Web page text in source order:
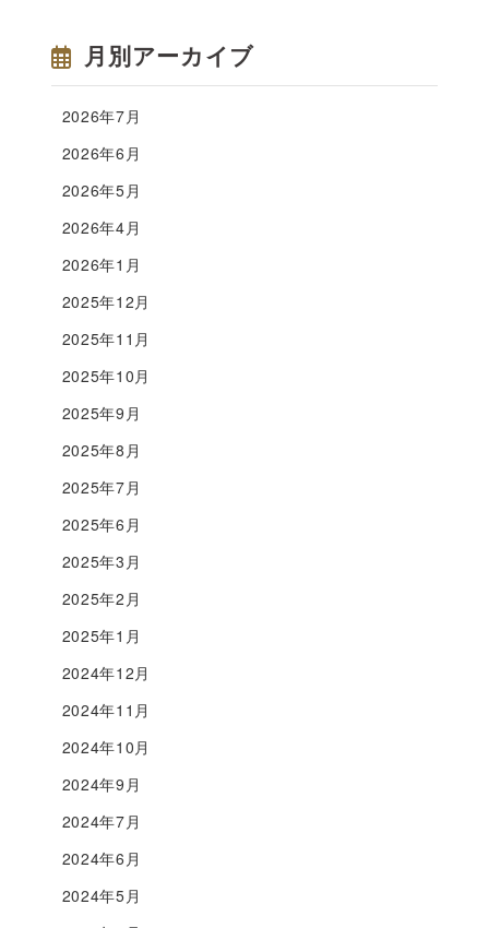
月別アーカイブ
2026年7月
2026年6月
2026年5月
2026年4月
2026年1月
2025年12月
2025年11月
2025年10月
2025年9月
2025年8月
2025年7月
2025年6月
2025年3月
2025年2月
2025年1月
2024年12月
2024年11月
2024年10月
2024年9月
2024年7月
2024年6月
2024年5月